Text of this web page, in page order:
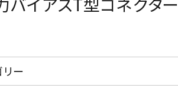
リー